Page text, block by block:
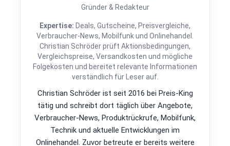
Gründer & Redakteur
Expertise: Deals, Gutscheine, Preisvergleiche,
Verbraucher-News, Mobilfunk und Onlinehandel.
Christian Schröder prüft Aktionsbedingungen,
Vergleichspreise, Versandkosten und mögliche
Folgekosten und bereitet relevante Informationen
verständlich für Leser auf.
Christian Schröder ist seit 2016 bei Preis-King
tätig und schreibt dort täglich über Angebote,
Verbraucher-News, Produktrückrufe, Mobilfunk,
Technik und aktuelle Entwicklungen im
Onlinehandel. Zuvor betreute er bereits weitere